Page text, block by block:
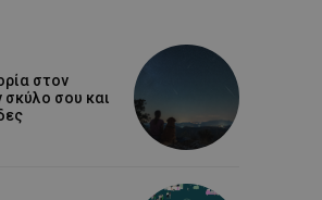
στον
σκύλο σου και